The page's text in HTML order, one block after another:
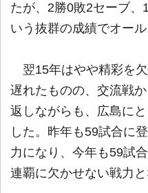
たが、2勝0敗2セーブ、
いう抜群の成績でオー
翌15年はやや精彩を
遅れたものの、交流戦
返しながらも、広島に
した。昨年も59試合に
力になり、今年も59試
連覇に欠かせない戦力と